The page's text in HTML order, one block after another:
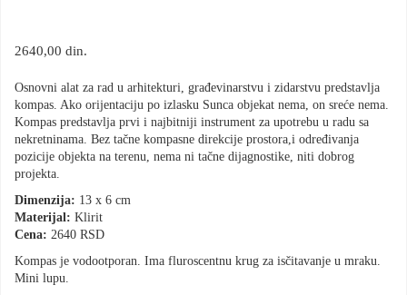
2640,00 din.
Osnovni alat za rad u arhitekturi, građevinarstvu i zidarstvu predstavlja
kompas. Ako orijentaciju po izlasku Sunca objekat nema, on sreće nema.
Kompas predstavlja prvi i najbitniji instrument za upotrebu u radu sa
nekretninama. Bez tačne kompasne direkcije prostora,i određivanja
pozicije objekta na terenu, nema ni tačne dijagnostike, niti dobrog
projekta.
Dimenzija: 13 x 6 cm
Materijal: Klirit
Cena: 2640 RSD
Kompas je vodootporan. Ima fluroscentnu krug za isčitavanje u mraku.
Mini lupu.